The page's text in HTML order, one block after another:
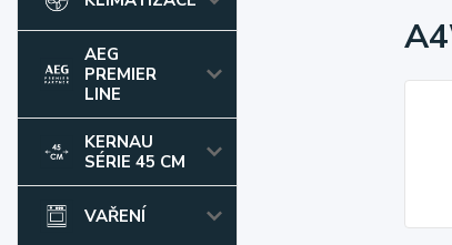
AEG
PREMIER
LINE
KERNAU
SÉRIE 45 CM
VAŘENÍ